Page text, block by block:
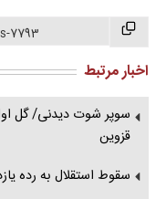
7793
اخبار مرتبط
سوپر شوت دیدنی/ گل
قزوین
سقوط استقلال به رده